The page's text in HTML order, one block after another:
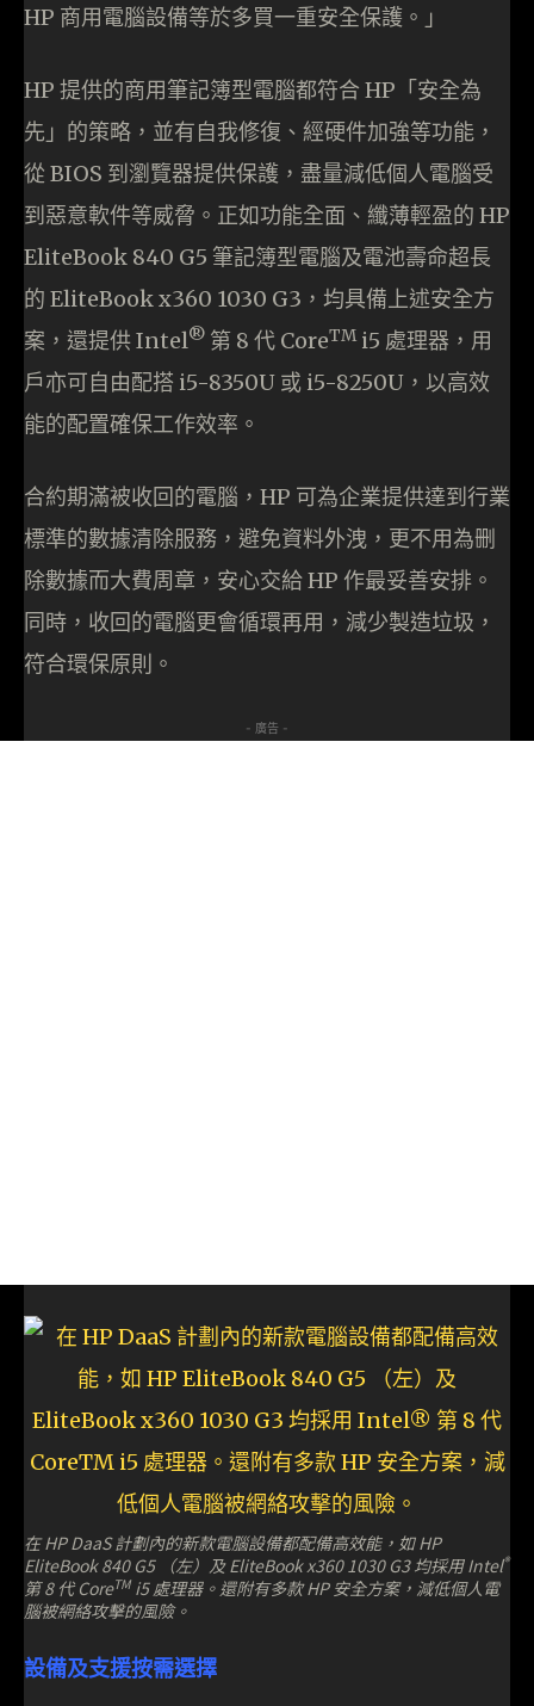
HP 商用電腦設備等於多買一重安全保護。」
HP 提供的商用筆記簿型電腦都符合 HP「安全為
先」的策略，並有自我修復、經硬件加強等功能，
從 BIOS 到瀏覽器提供保護，盡量減低個人電腦受
到惡意軟件等威脅。正如功能全面、纖薄輕盈的 HP
EliteBook 840 G5 筆記簿型電腦及電池壽命超長
的 EliteBook x360 1030 G3，均具備上述安全方
案，還提供 Intel® 第 8 代 CoreTMi5 處理器，用
戶亦可自由配搭 i5-8350U 或 i5-8250U，以高效
能的配置確保工作效率。
合約期滿被收回的電腦，HP 可為企業提供達到行業
標準的數據清除服務，避免資料外洩，更不用為删
除數據而大費周章，安心交給 HP 作最妥善安排。
同時，收回的電腦更會循環再用，減少製造垃圾，
符合環保原則。
- 廣告 -
在 HP DaaS 計劃內的新款電腦設備都配備高效能，如 HP
EliteBook 840 G5 （左）及 EliteBook x360 1030 G3 均採用 Intel®
第 8 代 CoreTMi5 處理器。還附有多款 HP 安全方案，減低個人電
腦被網絡攻擊的風險。
設備及支援按需選擇